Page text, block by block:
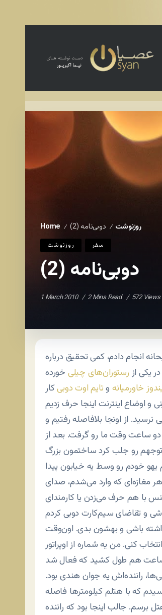
Home / روزنوشت / دوبی‌نامه (2)
روزنوشت سفر
دوبی‌نامه (2)
1 March 2010 2 Mins Read 572 Views
انجام دادم، کمی تحقیق درباره
یکی از رستوران‌های چیلی خورده
خاورمیانهوتایم اوت دوبیکار
از اونجا بلافاصله رفتیم و
دو ساعت وقت ما رو گرفت. بعد از
توجهم رو جلب کرد ساختمون بزرگ
یهو خودم رو وسط یه خیابون پیدا
هر مغازه‌ای که وارد می‌شدم، صدای
با هم حرف می‌زدن یا کارمندای
باشی و بهشون بدی. اون‌وقت
راننده‌اش یه جوان هندی بود.
که با هتلم کیلومترها فاصله
جالب اینجا بود که راننده